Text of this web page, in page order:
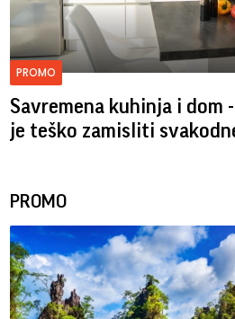
PROMO
Savremena kuhinja i dom
je teško zamisliti
PROMO